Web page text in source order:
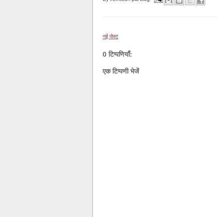
नई पोस्ट
0 टिप्पणियाँ:
एक टिप्पणी भेजें